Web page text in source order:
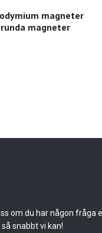
magneter
magneter
om du har någon fråga
snabbt vi kan!